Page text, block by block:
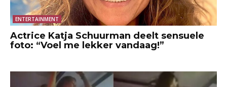
ENTERTAINMENT
Actrice Katja Schuurman deelt sensuele
foto: “Voel me lekker vandaag!”